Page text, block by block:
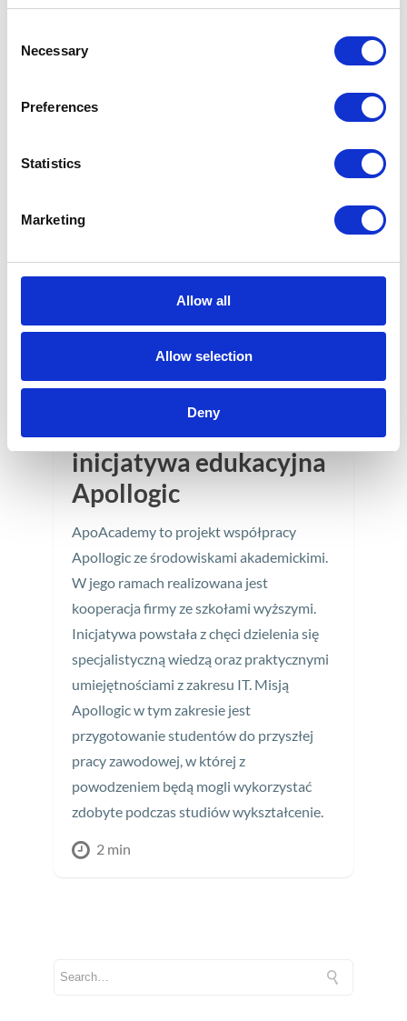
Selection
Necessary
Preferences
Statistics
Marketing
Allow all
Allow selection
Deny
Konsultantem SAP? Odpowiedzi na te
pierwszej ręki - u naszych pracowników.
30
ApoAcademy –
inicjatywa edukacyjna
Apollogic
ApoAcademy to projekt współpracy
Apollogic ze środowiskami akademickimi.
W jego ramach realizowana jest
kooperacja firmy ze szkołami wyższymi.
Inicjatywa powstała z chęci dzielenia się
specjalistyczną wiedzą oraz praktycznymi
umiejętnościami z zakresu IT. Misją
Apollogic w tym zakresie jest
przygotowanie studentów do przyszłej
pracy zawodowej, w której z
powodzeniem będą mogli wykorzystać
zdobyte podczas studiów wykształcenie.
2 min